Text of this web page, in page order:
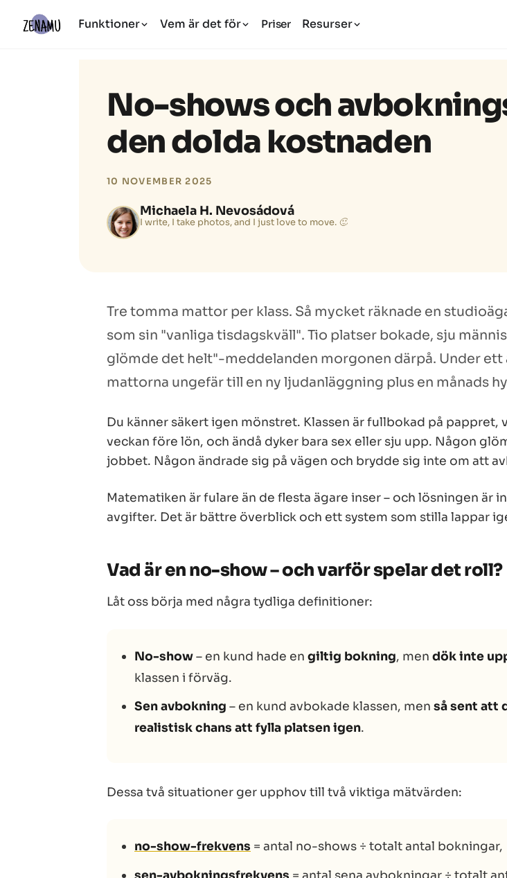
Funktioner Vem är det för Priser Resurser
No-shows och
den dolda kostnaden
10 NOVEMBER 2025
Michaela H. Nevosádová
I write, I take photos, and I just love to move. 🙂
Tre tomma mattor per klass. Så mycket räknade en
som sin "vanliga tisdagskväll". Tio platser bokade, sju
glömde det helt"-meddelanden morgonen därpå. Under ett
mattorna ungefär till en ny ljudanläggning plus en månads
Du känner säkert igen mönstret. Klassen är fullbokad på pappret,
veckan före lön, och ändå dyker bara sex eller sju upp. Någon
jobbet. Någon ändrade sig på vägen och brydde sig inte om att
Matematiken är fulare än de flesta ägare inser – och lösningen är
avgifter. Det är bättre överblick och ett system som stilla lappar
Vad är en no-show – och varför spelar det roll?
Låt oss börja med några tydliga definitioner:
No-show– en kund hade en giltig bokning, men dök inte
klassen i förväg.
Sen avbokning – en kund avbokade klassen, men så sent att
realistisk chans att fylla platsen igen.
Dessa två situationer ger upphov till två viktiga mätvärden:
no-show-frekvens = antal no-shows ÷ totalt antal bokningar,
sen-avbokningsfrekvens = antal sena avbokningar ÷ totalt